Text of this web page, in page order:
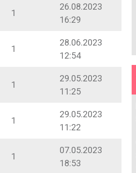
1
26.08.2023
16:29
1
28.06.2023
12:54
1
29.05.2023
11:25
1
29.05.2023
11:22
1
07.05.2023
18:53